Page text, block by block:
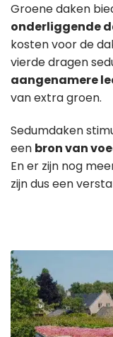
Groene daken
onderliggende
kosten voor de
vierde dragen
aangenamere
van extra groen.
Sedumdaken
een bron van
En er zijn nog
zijn dus een